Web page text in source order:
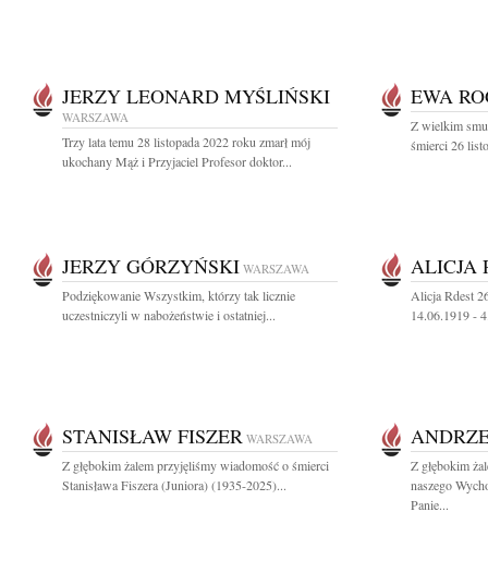
JERZY LEONARD MYŚLIŃSKI
WARSZAWA
Trzy lata temu 28 listopada 2022 roku zmarł mój
ukochany Mąż i Przyjaciel Profesor doktor...
EWA
Z wielkim
śmierci 26
JERZY GÓRZYŃSKI WARSZAWA
Podziękowanie Wszystkim, którzy tak licznie
uczestniczyli w nabożeństwie i ostatniej...
ALICJA
Alicja Rdest
14.06.1919 -
STANISŁAW FISZER WARSZAWA
Z głębokim żalem przyjęliśmy wiadomość o śmierci
Stanisława Fiszera (Juniora) (1935-2025)...
Z głębokim
naszego
Panie...